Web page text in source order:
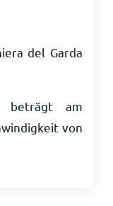
del Garda
beträgt am
von